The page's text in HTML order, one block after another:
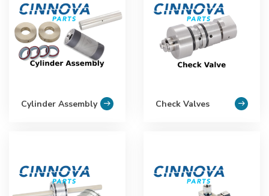
Cylinder Assembly Check Valves